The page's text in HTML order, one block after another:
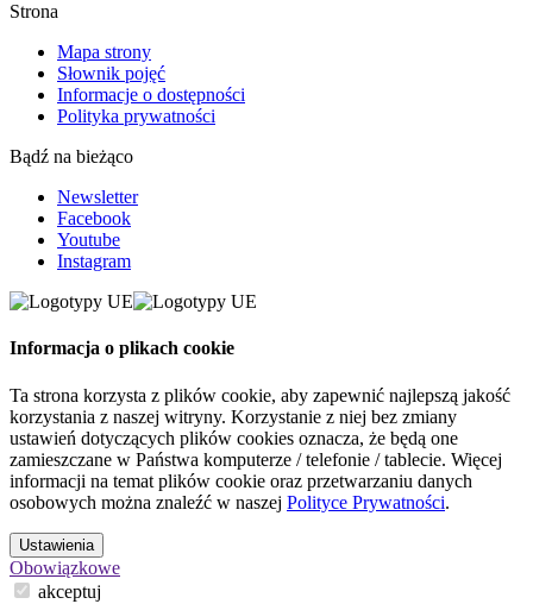
Strona
Mapa strony
Słownik pojęć
Informacje o dostępności
Polityka prywatności
Bądź na bieżąco
Newsletter
Facebook
Youtube
Instagram
Informacja o plikach cookie
Ta strona korzysta z plików cookie, aby zapewnić najlepszą jakość
korzystania z naszej witryny. Korzystanie z niej bez zmiany
ustawień dotyczących plików cookies oznacza, że będą one
zamieszczane w Państwa komputerze / telefonie / tablecie. Więcej
informacji na temat plików cookie oraz przetwarzaniu danych
osobowych można znaleźć w naszej Polityce Prywatności.
Ustawienia
Obowiązkowe
akceptuj